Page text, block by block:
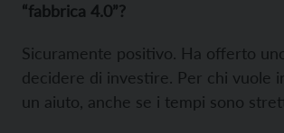
“fabbrica 4.0”?
Sicuramente positivo. Ha offerto
decidere di investire. Per chi vuole
un aiuto, anche se i tempi sono